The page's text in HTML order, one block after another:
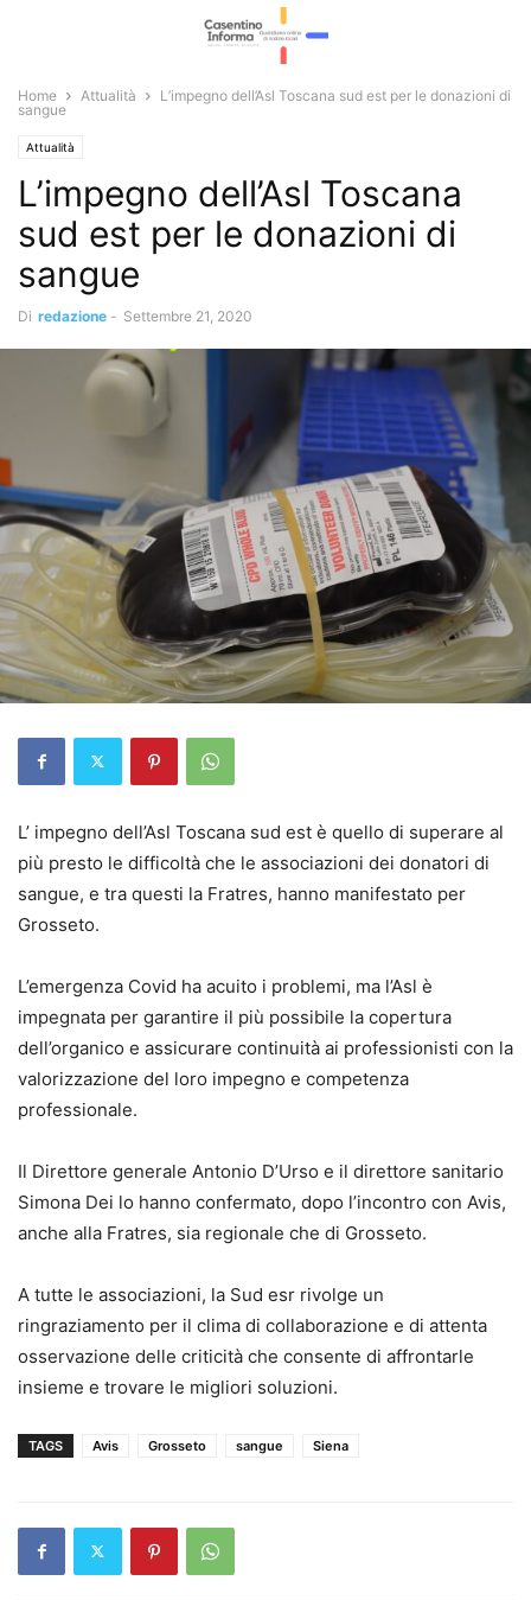
Home Attualità
L’impegno dell’Asl Toscana sud est per le donazioni di
sangue
Attualità
L’impegno dell’Asl Toscana
sud est per le donazioni di
sangue
Di redazione - Settembre 21, 2020
L’ impegno dell’Asl Toscana sud est è quello di superare al
più presto le difficoltà che le associazioni dei donatori di
sangue, e tra questi la Fratres, hanno manifestato per
Grosseto.
L’emergenza Covid ha acuito i problemi, ma l’Asl è
impegnata per garantire il più possibile la copertura
dell’organico e assicurare continuità ai professionisti con la
valorizzazione del loro impegno e competenza
professionale.
Il Direttore generale Antonio D’Urso e il direttore sanitario
Simona Dei lo hanno confermato, dopo l’incontro con Avis,
anche alla Fratres, sia regionale che di Grosseto.
A tutte le associazioni, la Sud esr rivolge un
ringraziamento per il clima di collaborazione e di attenta
osservazione delle criticità che consente di affrontarle
insieme e trovare le migliori soluzioni.
TAGS Avis Grosseto sangue Siena